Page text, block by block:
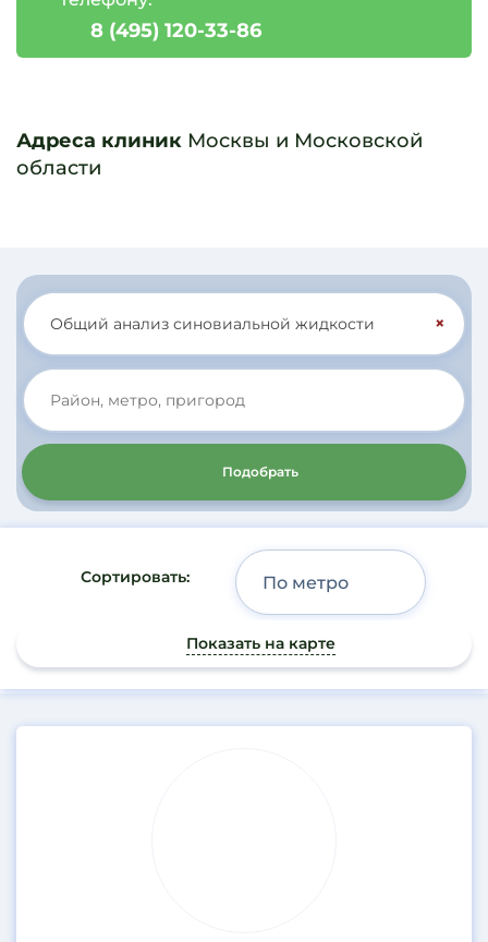
8 (495) 120-33-86
Адреса клиник Москвы и Московской
области
×
Подобрать
Сортировать:
Показать на карте